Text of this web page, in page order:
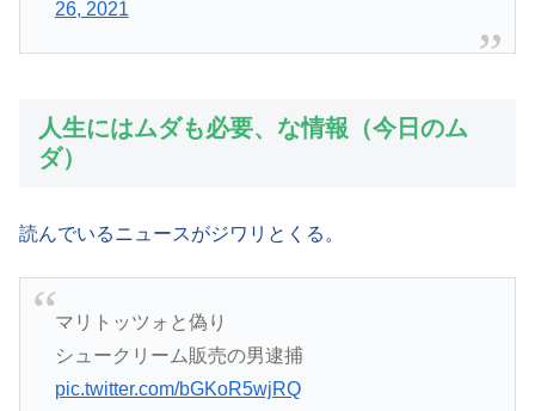
26, 2021
人生にはムダも必要、な情報（今日のム
ダ）
読んでいるニュースがジワリとくる。
マリトッツォと偽り
シュークリーム販売の男逮捕
pic.twitter.com/bGKoR5wjRQ